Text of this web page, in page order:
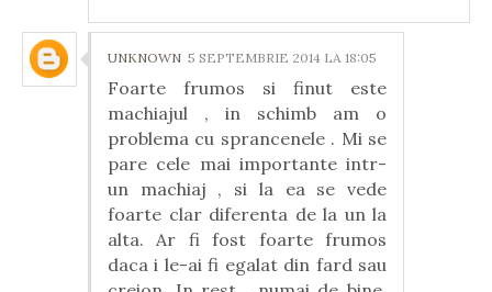
UNKNOWN 5 SEPTEMBRIE 2014 LA 18:05
Foarte frumos si finut este
machiajul , in schimb am o
problema cu sprancenele . Mi se
pare cele mai importante intr-
un machiaj , si la ea se vede
foarte clar diferenta de la un la
alta. Ar fi fost foarte frumos
daca i le-ai fi egalat din fard sau